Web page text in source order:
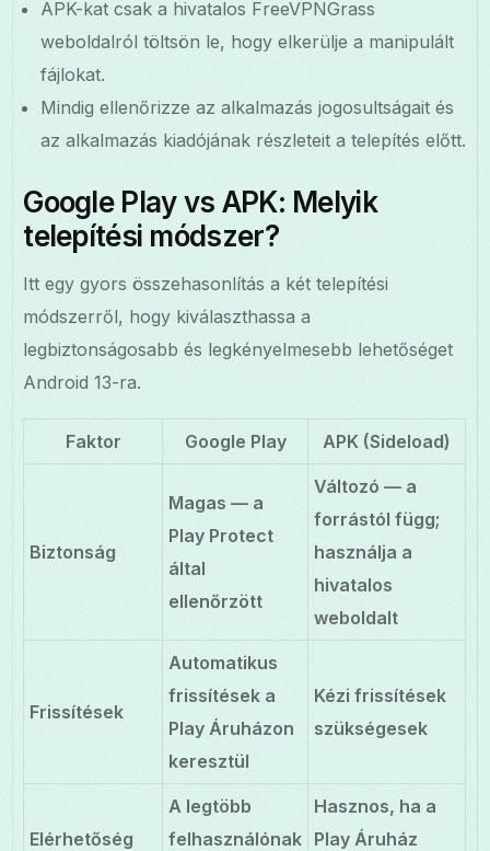
APK-kat csak a hivatalos FreeVPNGrass
weboldalról töltsön le, hogy elkerülje a manipulált
fájlokat.
Mindig ellenőrizze az alkalmazás jogosultságait és
az alkalmazás kiadójának részleteit a telepítés előtt.
Google Play vs APK: Melyik
telepítési módszer?
Itt egy gyors összehasonlítás a két telepítési
módszerről, hogy kiválaszthassa a
legbiztonságosabb és legkényelmesebb lehetőséget
Android 13-ra.
Faktor Google Play APK (Sideload)
Biztonság
Magas — a
Play Protect
által
ellenőrzött
Változó — a
forrástól függ;
használja a
hivatalos
weboldalt
Frissítések
Automatikus
frissítések a
Play Áruházon
keresztül
Kézi frissítések
szükségesek
Elérhetőség
A legtöbb
felhasználónak
Hasznos, ha a
Play Áruház